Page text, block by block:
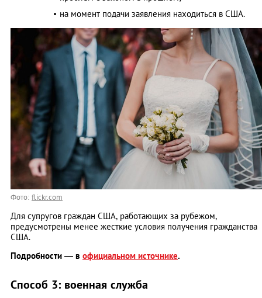
на момент подачи заявления находиться в США.
Фото: flickr.com
Для супругов граждан США, работающих за рубежом,
предусмотрены менее жесткие условия получения гражданства
США.
Подробности — в официальном источнике.
Способ 3: военная служба